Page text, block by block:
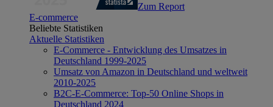
Zum Report
E-commerce
Beliebte Statistiken
Aktuelle Statistiken
E-Commerce - Entwicklung des Umsatzes in
Deutschland 1999-2025
Umsatz von Amazon in Deutschland und weltweit
2010-2025
B2C-E-Commerce: Top-50 Online Shops in
Deutschland 2024